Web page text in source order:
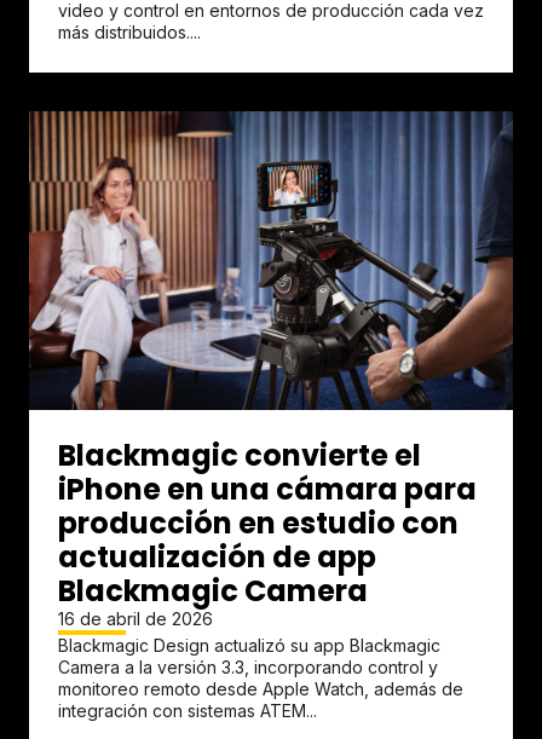
video y control en entornos de producción cada vez
más distribuidos....
Blackmagic convierte el
iPhone en una cámara para
producción en estudio con
actualización de app
Blackmagic Camera
16 de abril de 2026
Blackmagic Design actualizó su app Blackmagic
Camera a la versión 3.3, incorporando control y
monitoreo remoto desde Apple Watch, además de
integración con sistemas ATEM...